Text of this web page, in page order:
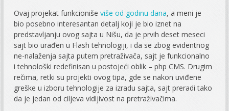
Ovaj projekat funkcioniševiše od godinu dana, a meni je
bio posebno interesantan detalj koji je bio iznet na
predstavljanju ovog sajta u Nišu, da je prvih deset meseci
sajt bio urađen u Flash tehnologiji, i da se zbog evidentnog
ne-nalaženja sajta putem pretraživača, sajt je funkcionalno
i tehnološki redefinisan u postojeći oblik – php CMS. Drugim
rečima, retki su projekti ovog tipa, gde se nakon uviđene
greške u izboru tehnologije za izradu sajta, sajt preradi tako
da je jedan od ciljeva vidljivost na pretraživačima.